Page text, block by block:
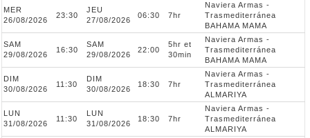
MER
26/08/2026
23:30
JEU
27/08/2026
06:30 7hr
Naviera Armas -
Trasmediterránea
BAHAMA MAMA
SAM
29/08/2026
16:30
SAM
29/08/2026
22:00
5hr et
30min
Naviera Armas -
Trasmediterránea
BAHAMA MAMA
DIM
30/08/2026
11:30
DIM
30/08/2026
18:30 7hr
Naviera Armas -
Trasmediterránea
ALMARIYA
LUN
31/08/2026
11:30
LUN
31/08/2026
18:30 7hr
Naviera Armas -
Trasmediterránea
ALMARIYA